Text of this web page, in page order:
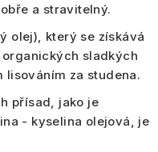
a stravitelný.
olej), který se získává
sladkých
lisováním za studena.
přísad, jako je
- kyselina olejová, je